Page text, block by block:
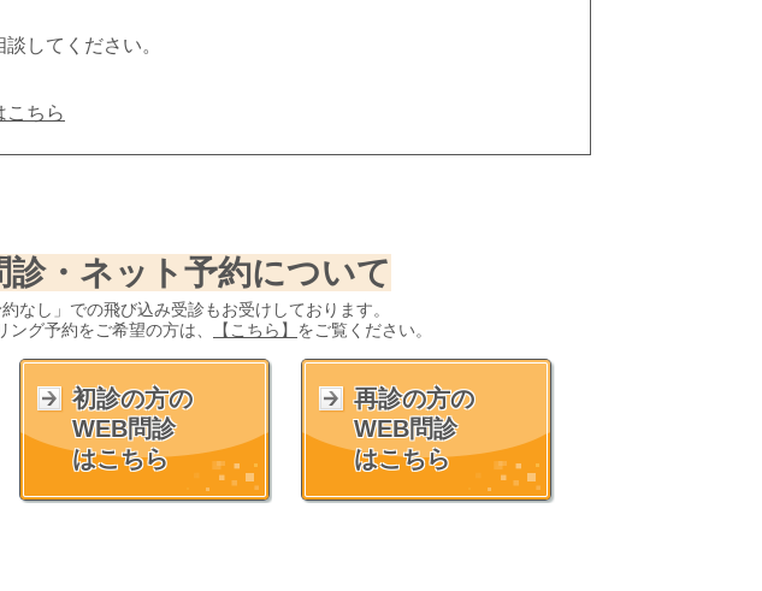
してください。
こちら
診・ネット予約について
し」での飛び込み受診もお受けしております。
グ予約をご希望の方は、
【こちら】 をご覧ください。
初診の方の
WEB問診
はこちら
再診の方の
WEB問診
はこちら